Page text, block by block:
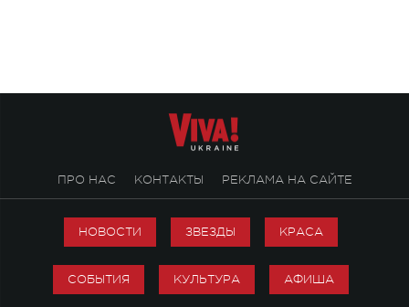
ПРО НАС КОНТАКТЫ РЕКЛАМА НА САЙТЕ
НОВОСТИ ЗВЕЗДЫ КРАСА
СОБЫТИЯ КУЛЬТУРА АФИША